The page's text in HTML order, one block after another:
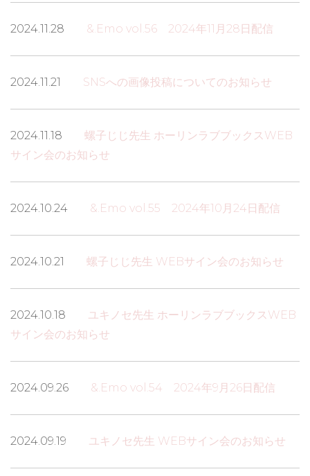
2024.11.28 &.Emo vol.56 2024年11月28日配信
2024.11.21 SNSへの画像投稿についてのお知らせ
2024.11.18 螺子じじ先生 ホーリンラブブックスWEB
サイン会のお知らせ
2024.10.24 &.Emo vol.55 2024年10月24日配信
2024.10.21 螺子じじ先生 WEBサイン会のお知らせ
2024.10.18 ユキノセ先生 ホーリンラブブックスWEB
サイン会のお知らせ
2024.09.26 &.Emo vol.54 2024年9月26日配信
2024.09.19 ユキノセ先生 WEBサイン会のお知らせ